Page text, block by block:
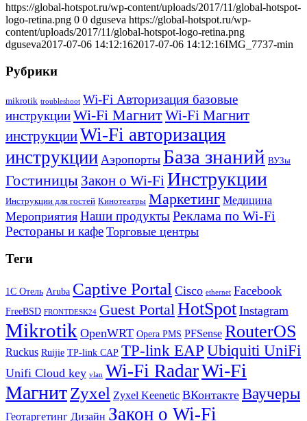
https://global-hotspot.ru/wp-content/uploads/2017/11/global-hotspot-
logo-retina.png 0 0 dguseva https://global-hotspot.ru/wp-
content/uploads/2017/11/global-hotspot-logo-retina.png
dguseva2017-07-06 14:12:162017-07-06 14:12:16IMG_7737-min
Рубрики
mikrotik troubleshoot Wi-Fi Авторизация базовые
инструкцииWi-Fi МагнитWi-Fi Магнит
инструкцииWi-Fi авторизация
инструкции Аэропорты База знаний ВУЗы
Гостиницы Закон о Wi-Fi Инструкции
Инструкции для гостей Кинотеатры Маркетинг Медицина
Мероприятия Наши продуктыРеклама по Wi-Fi
Рестораны и кафе Торговые центры
Теги
1С Отель Aruba Captive Portal Cisco ethernet Facebook
FreeBSD FRONTDESK24 Guest PortalHotSpot Instagram
Mikrotik OpenWRT Opera PMS PFSense RouterOS
Ruckus Ruijie TP-link CAP TP-link EAP Ubiquiti UniFi
Unifi Cloud key vlan Wi-Fi RadarWi-Fi
МагнитZyxel Zyxel Keenetic ВКонтакте Ваучеры
Геотаргетинг Дизайн Закон о Wi-Fi